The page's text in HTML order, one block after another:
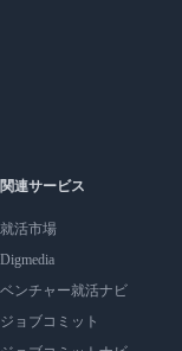
関連サービス
就活市場
Digmedia
ベンチャー就活ナビ
ジョブコミット